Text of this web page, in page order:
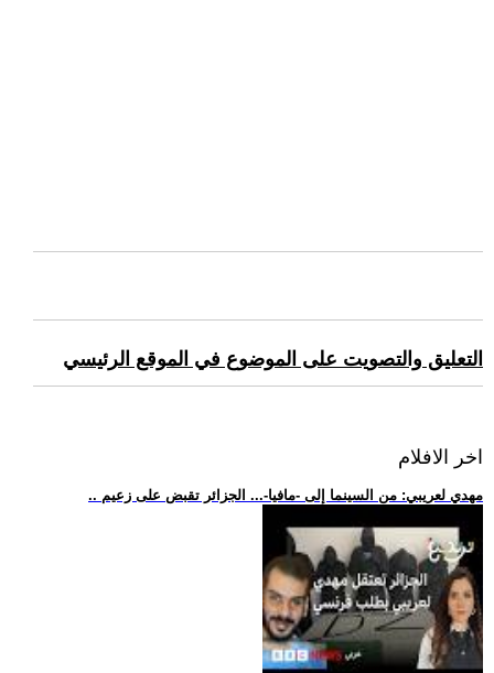
التعليق والتصويت على الموضوع في الموقع الرئيسي
اخر الافلام
.. مهدي لعريبي: من السينما إلى -مافيا-... الجزائر تقبض على زعيم